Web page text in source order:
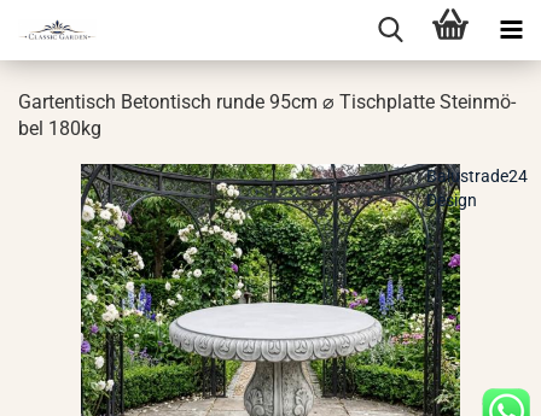
Gar­ten­tisch Be­ton­tisch runde 95cm ⌀ Tisch­plat­te Stein­mö­
bel 180kg
Balustrade24
Design